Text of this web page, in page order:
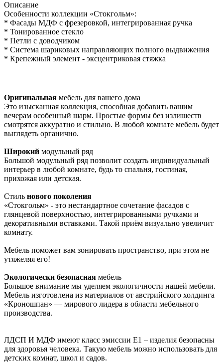
Описание
Особенности коллекции «Стокгольм»:
* Фасады МДФ с фрезеровкой, интегрированная ручка
* Тонированное стекло
* Петли с доводчиком
* Система шариковых направляющих полного выдвижения
* Крепежный элемент - эксцентриковая стяжка
Оригинальная мебель для вашего дома
Это изысканная коллекция, способная добавить вашим
вечерам особенный шарм. Простые формы без излишеств
смотрятся аккуратно и стильно. В любой комнате мебель будет
выглядеть органично.
Широкий модульный ряд
Большой модульный ряд позволит создать индивидуальный
интерьер в любой комнате, будь то спальня, гостиная,
прихожая или детская.
Стиль нового поколения
«Стокгольм» - это нестандартное сочетание фасадов с
глянцевой поверхностью, интегрированными ручками и
декоративными вставками. Такой приём визуально увеличит
комнату.
Мебель поможет вам зонировать пространство, при этом не
утяжеляя его!
Экологически безопасная мебель
Большое внимание мы уделяем экологичности нашей мебели.
Мебель изготовлена из материалов от австрийского холдинга
«Кроношпан» — мирового лидера в области мебельного
производства.
ЛДСП И МДФ имеют класс эмиссии Е1 – изделия безопасны
для здоровья человека. Такую мебель можно использовать для
детских комнат, школ и садов.